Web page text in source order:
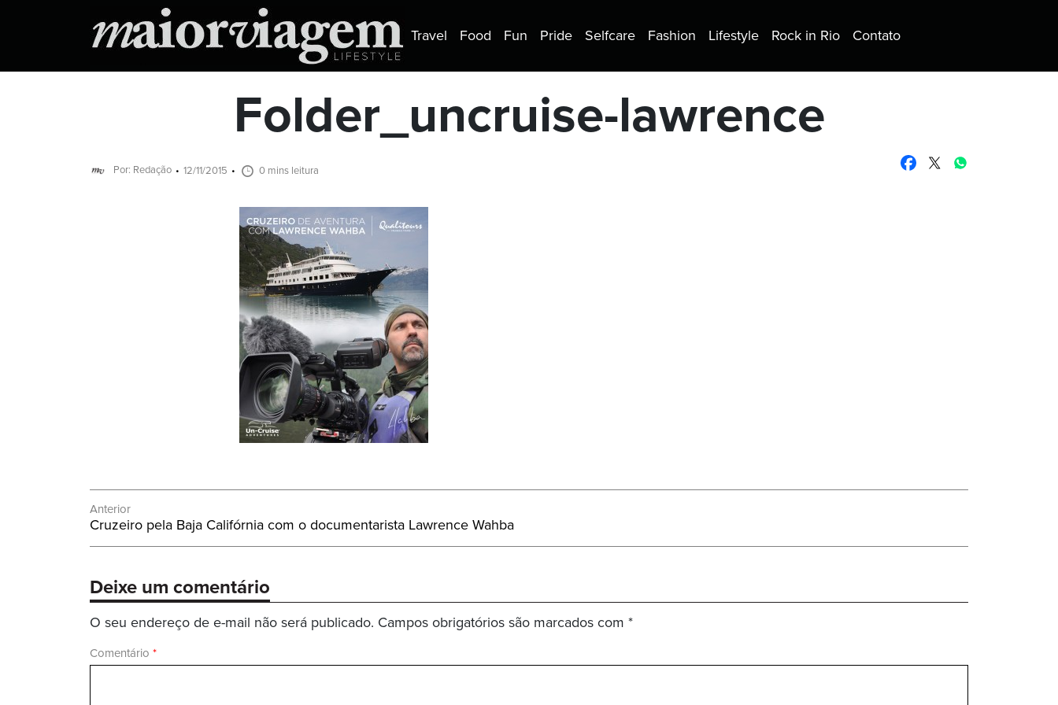
Travel Food Fun Pride Selfcare Fashion Lifestyle Rock in Rio Contato
Folder_uncruise-lawrence
Por: Redação 12/11/2015 0 mins leitura
Navegação
de
Anterior
Post
Anterior:
Cruzeiro pela Baja Califórnia com o documentarista Lawrence Wahba
Deixe um comentário
O seu endereço de e-mail não será publicado. Campos obrigatórios são marcados com *
Comentário *